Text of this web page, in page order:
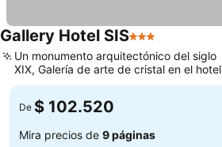
Gallery Hotel SIS3 Estrellas
Un monumento arquitectónico del siglo
XIX, Galería de arte de cristal en el hotel
De $ 102.520
Mira precios de 9 páginas